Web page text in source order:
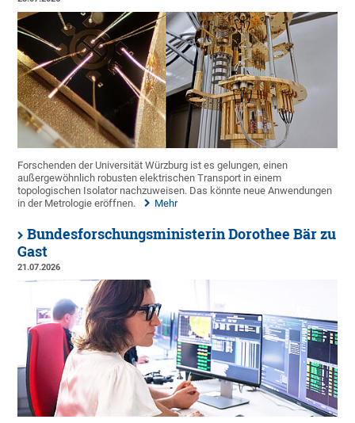
Forschenden der Universität Würzburg ist es gelungen, einen
außergewöhnlich robusten elektrischen Transport in einem
topologischen Isolator nachzuweisen. Das könnte neue Anwendungen
in der Metrologie eröffnen.
Mehr
Bundesforschungsministerin Dorothee Bär zu
Gast
21.07.2026